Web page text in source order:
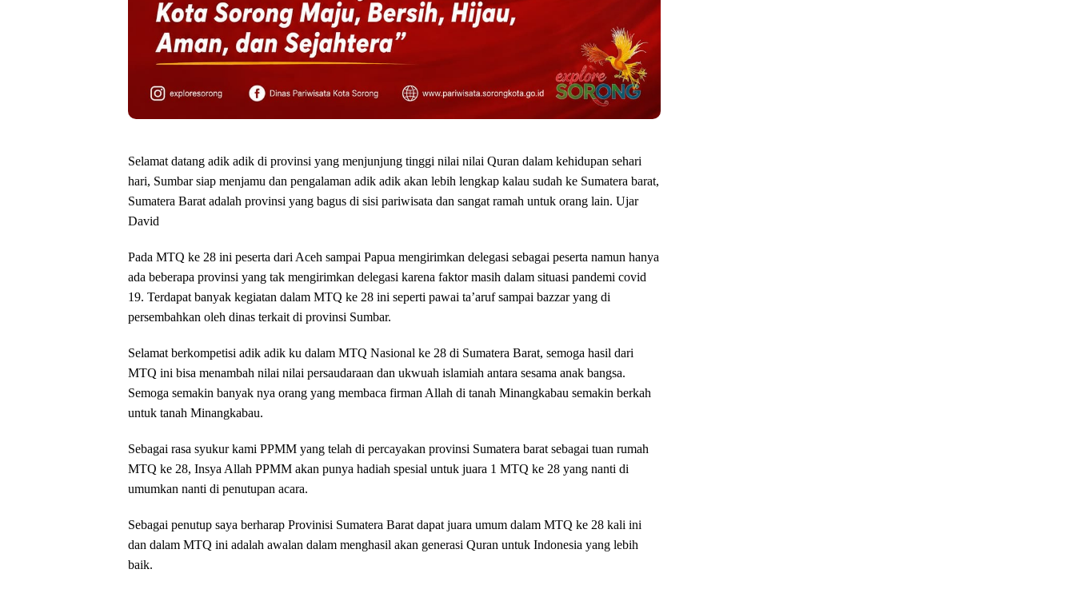
Selamat datang adik adik di provinsi yang menjunjung tinggi nilai nilai Quran dalam kehidupan sehari
hari, Sumbar siap menjamu dan pengalaman adik adik akan lebih lengkap kalau sudah ke Sumatera barat,
Sumatera Barat adalah provinsi yang bagus di sisi pariwisata dan sangat ramah untuk orang lain. Ujar
David
Pada MTQ ke 28 ini peserta dari Aceh sampai Papua mengirimkan delegasi sebagai peserta namun hanya
ada beberapa provinsi yang tak mengirimkan delegasi karena faktor masih dalam situasi pandemi covid
19. Terdapat banyak kegiatan dalam MTQ ke 28 ini seperti pawai ta’aruf sampai bazzar yang di
persembahkan oleh dinas terkait di provinsi Sumbar.
Selamat berkompetisi adik adik ku dalam MTQ Nasional ke 28 di Sumatera Barat, semoga hasil dari
MTQ ini bisa menambah nilai nilai persaudaraan dan ukwuah islamiah antara sesama anak bangsa.
Semoga semakin banyak nya orang yang membaca firman Allah di tanah Minangkabau semakin berkah
untuk tanah Minangkabau.
Sebagai rasa syukur kami PPMM yang telah di percayakan provinsi Sumatera barat sebagai tuan rumah
MTQ ke 28, Insya Allah PPMM akan punya hadiah spesial untuk juara 1 MTQ ke 28 yang nanti di
umumkan nanti di penutupan acara.
Sebagai penutup saya berharap Provinisi Sumatera Barat dapat juara umum dalam MTQ ke 28 kali ini
dan dalam MTQ ini adalah awalan dalam menghasil akan generasi Quran untuk Indonesia yang lebih
baik.